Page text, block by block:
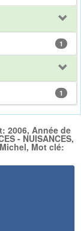
1
1
2006, Année de
- NUISANCES,
Mot clé: